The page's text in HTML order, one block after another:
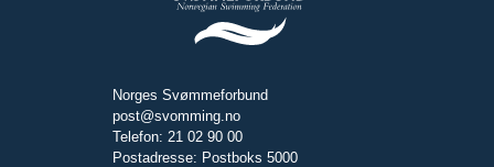
Norges Svømmeforbund
post@svomming.no
Telefon: 21 02 90 00
Postadresse: Postboks 5000